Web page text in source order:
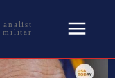
militar